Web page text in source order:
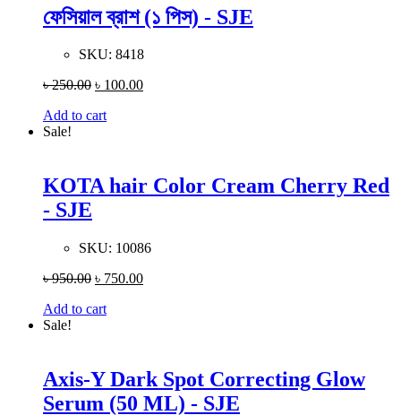
ফেসিয়াল ব্রাশ (১ পিস) - SJE
SKU: 8418
৳250.00 ৳ 100.00
Add to cart
Sale!
KOTA hair Color Cream Cherry Red
- SJE
SKU: 10086
৳950.00 ৳ 750.00
Add to cart
Sale!
Axis-Y Dark Spot Correcting Glow
Serum (50 ML) - SJE